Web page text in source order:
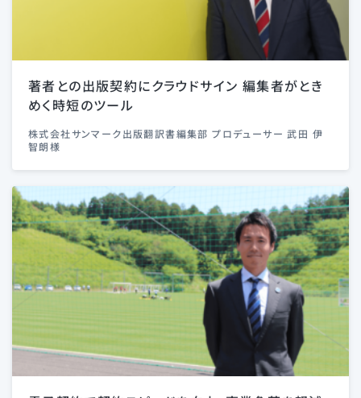
著者との出版契約にクラウドサイン 編集者がとき
めく時短のツール
株式会社サンマーク出版翻訳書編集部 プロデューサー 武田 伊
智朗様